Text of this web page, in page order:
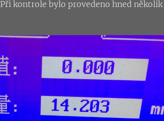
Při kontrole bylo provedeno hned